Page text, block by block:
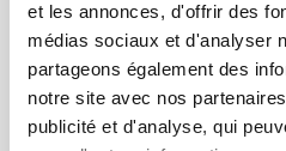
et les annonces, d'offrir des
médias sociaux et d'analyser
partageons également des
notre site avec nos
publicité et d'analyse, qui